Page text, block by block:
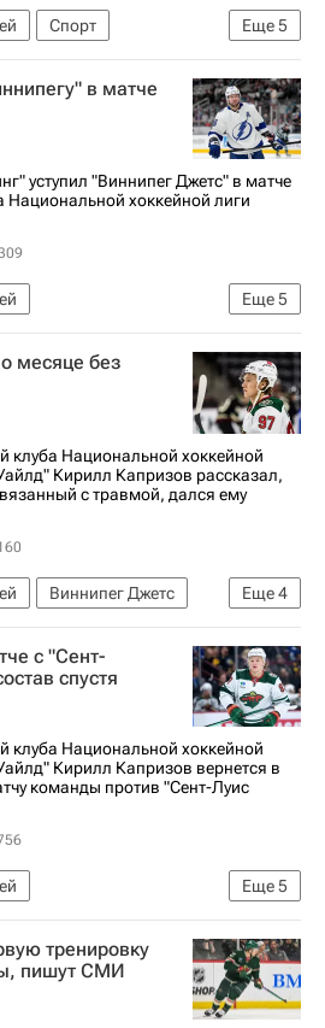
Еще5
Спорт
Джаред Беднар
Виннипег Джетс
в матче
уступил "Виннипег Джетс" в матче
Национальной хоккейной лиги
Еще5
Марк Шайфли
Виннипег Джетс
месяце без
клуба Национальной хоккейной
Кирилл Капризов рассказал,
с травмой, дался ему
Еще4
Виннипег Джетс
Капризов
лига (НХЛ)
с "Сент-
спустя
клуба Национальной хоккейной
Кирилл Капризов вернется в
команды против "Сент-Луис
Еще5
лига (НХЛ)
Уайлд
тренировку
пишут СМИ